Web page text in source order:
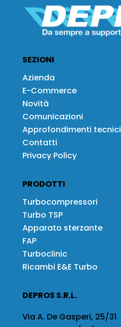
SEZIONI
Azienda
E-Commerce
Novità
Comunicazioni
Approfondimenti tecnici
Contatti
Privacy Policy
PRODOTTI
Turbocompressori
Turbo TSP
Apparato sterzante
FAP
Turboclinic
Ricambi E&E Turbo
DEPROS S.R.L.
Via A. De Gasperi, 25/31